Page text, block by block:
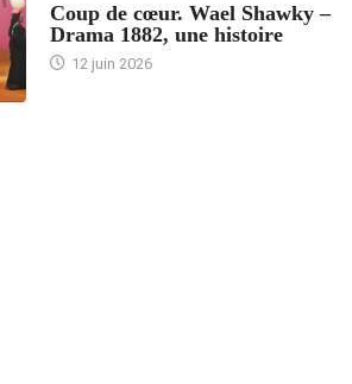
Coup de cœur. Wael Shawky –
Drama 1882, une histoire
12 juin 2026